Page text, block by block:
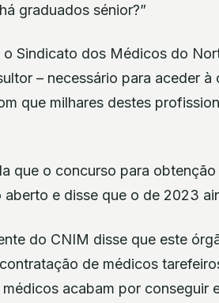
graduados sénior?”
Sindicato dos Médicos do
– necessário para aceder
que milhares destes
que o concurso para
aberto e disse que o de 2023
do CNIM disse que este
de médicos
acabam por conseguir